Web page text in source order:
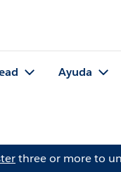
Ayuda
three or more to